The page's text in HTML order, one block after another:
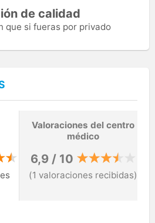
de calidad
que si fueras por privado
Valoraciones del centro
médico
6,9 / 10
(1 valoraciones recibidas)